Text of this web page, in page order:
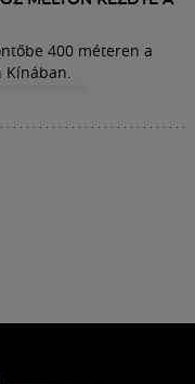
400 méteren a